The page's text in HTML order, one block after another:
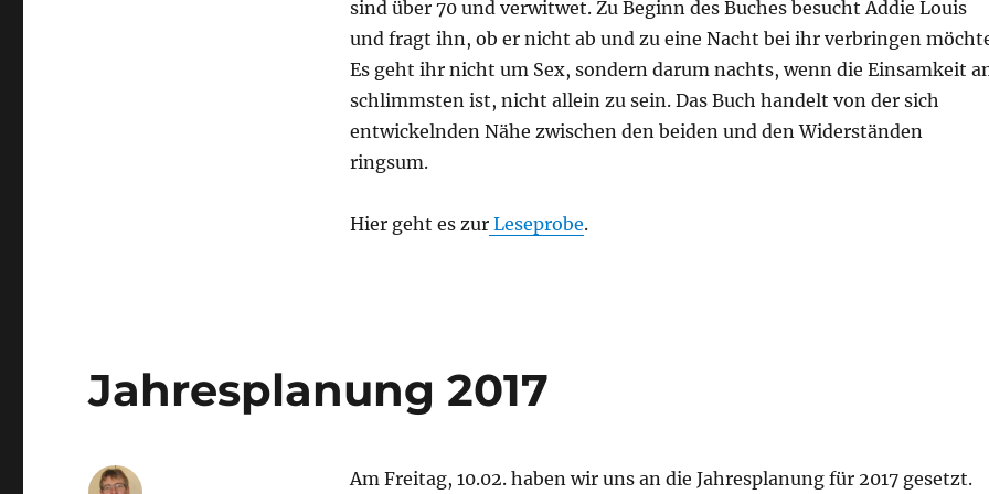
sind über 70 und verwitwet. Zu Beginn des Buches besucht Addie Louis
und fragt ihn, ob er nicht ab und zu eine Nacht bei ihr verbringen
Es geht ihr nicht um Sex, sondern darum nachts, wenn die Einsamkeit
schlimmsten ist, nicht allein zu sein. Das Buch handelt von der sich
entwickelnden Nähe zwischen den beiden und den Widerständen
ringsum.
Hier geht es zurLeseprobe.
Jahresplanung 2017
Am Freitag, 10.02. haben wir uns an die Jahresplanung für 2017 gesetzt.